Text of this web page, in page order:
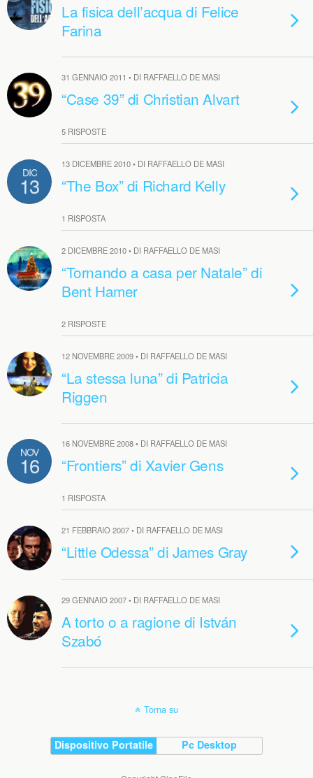
La fisica dell’acqua di Felice
Farina
31 GENNAIO 2011 • DI RAFFAELLO DE MASI
“Case 39” di Christian Alvart
5 RISPOSTE
DIC
13
13 DICEMBRE 2010 • DI RAFFAELLO DE MASI
“The Box” di Richard Kelly
1 RISPOSTA
2 DICEMBRE 2010 • DI RAFFAELLO DE MASI
“Tornando a casa per Natale” di
Bent Hamer
2 RISPOSTE
12 NOVEMBRE 2009 • DI RAFFAELLO DE MASI
“La stessa luna” di Patricia
Riggen
NOV
16
16 NOVEMBRE 2008 • DI RAFFAELLO DE MASI
“Frontiers” di Xavier Gens
1 RISPOSTA
21 FEBBRAIO 2007 • DI RAFFAELLO DE MASI
“Little Odessa” di James Gray
29 GENNAIO 2007 • DI RAFFAELLO DE MASI
A torto o a ragione di István
Szabó
Torna su
Dispositivo Portatile Pc Desktop